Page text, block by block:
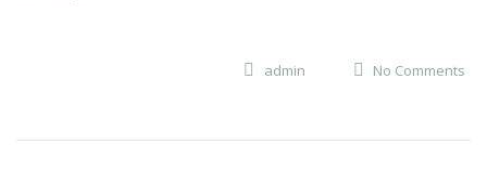
admin No Comments